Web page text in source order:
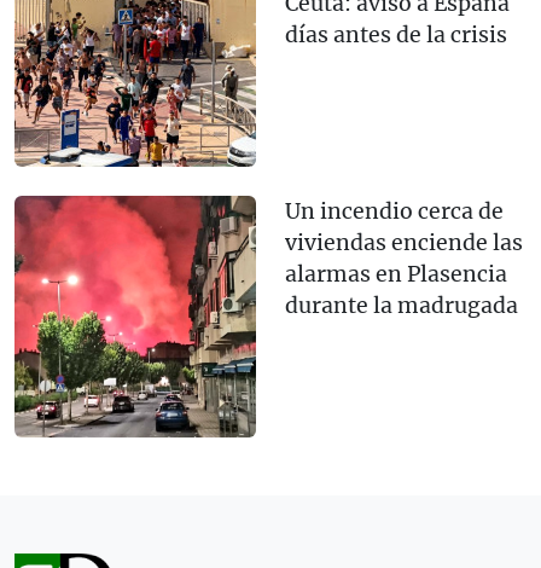
días antes de la crisis
Un incendio cerca de
viviendas enciende las
alarmas en Plasencia
durante la madrugada